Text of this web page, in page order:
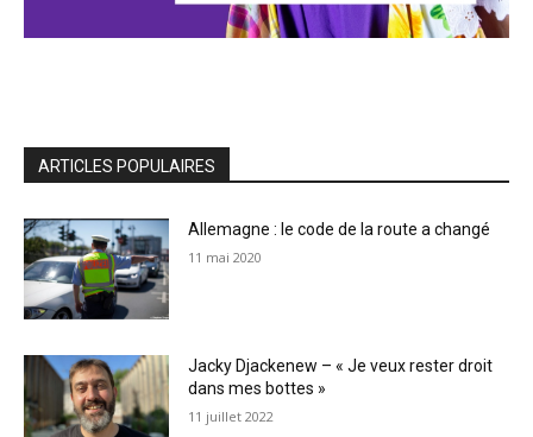
ARTICLES POPULAIRES
Allemagne : le code de la route a changé
11 mai 2020
Jacky Djackenew – « Je veux rester droit
dans mes bottes »
11 juillet 2022